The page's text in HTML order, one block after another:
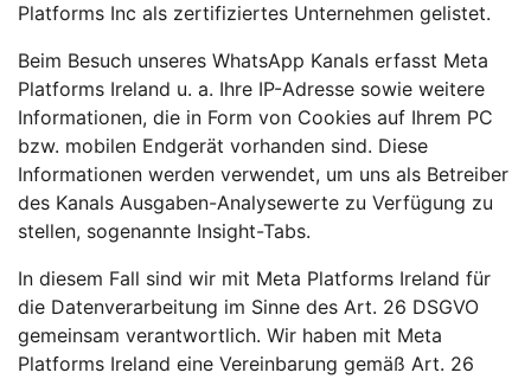
Platforms Inc als zertifiziertes Unternehmen gelistet.
Beim Besuch unseres WhatsApp Kanals erfasst Meta
Platforms Ireland u. a. Ihre IP-Adresse sowie weitere
Informationen, die in Form von Cookies auf Ihrem PC
bzw. mobilen Endgerät vorhanden sind. Diese
Informationen werden verwendet, um uns als Betreiber
des Kanals Ausgaben-Analysewerte zu Verfügung zu
stellen, sogenannte Insight-Tabs.
In diesem Fall sind wir mit Meta Platforms Ireland für
die Datenverarbeitung im Sinne des Art. 26 DSGVO
gemeinsam verantwortlich. Wir haben mit Meta
Platforms Ireland eine Vereinbarung gemäß Art. 26